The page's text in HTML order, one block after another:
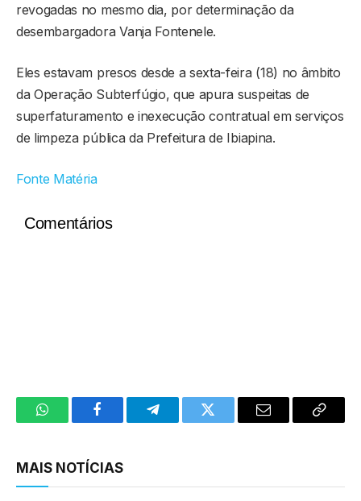
revogadas no mesmo dia, por determinação da
desembargadora Vanja Fontenele.
Eles estavam presos desde a sexta-feira (18) no âmbito
da Operação Subterfúgio, que apura suspeitas de
superfaturamento e inexecução contratual em serviços
de limpeza pública da Prefeitura de Ibiapina.
Fonte Matéria
Comentários
WhatsAppFacebookTelegramTwitter Email
Copy
MAIS NOTÍCIAS